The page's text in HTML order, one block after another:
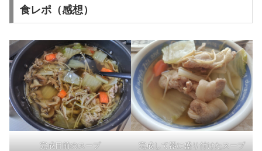
食レポ（感想）
完成目前のスープ 完成して器に盛り付けたスープ